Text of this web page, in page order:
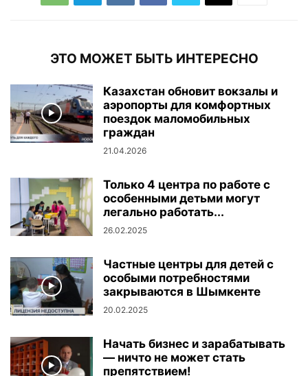
ЭТО МОЖЕТ БЫТЬ ИНТЕРЕСНО
Казахстан обновит вокзалы и
аэропорты для комфортных
поездок маломобильных
граждан
21.04.2026
Только 4 центра по работе с
особенными детьми могут
легально работать...
26.02.2025
Частные центры для детей с
особыми потребностями
закрываются в Шымкенте
20.02.2025
Начать бизнес и зарабатывать
— ничто не может стать
препятствием!